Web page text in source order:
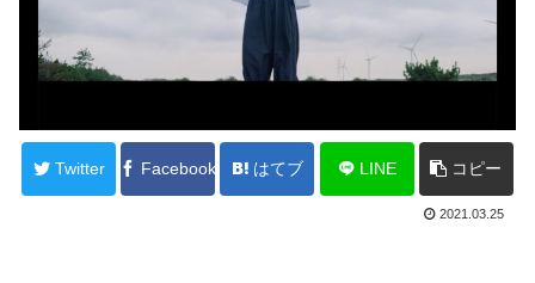
Twitter Facebook はてブ LINE コピー
2021.03.25